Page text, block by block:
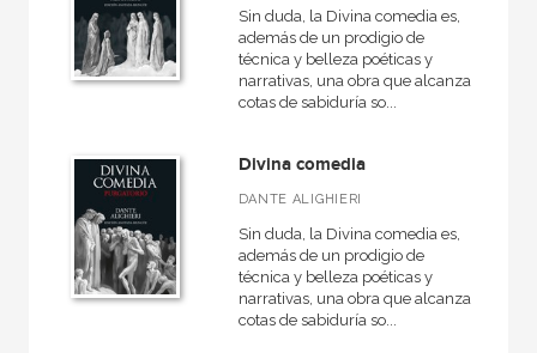
Contemporánea
Narrativa
Antiguo
Teoría literaria
VER TODAS... (12)
Sin duda, la Divina comedia es,
además de un prodigio de
técnica y belleza poéticas y
narrativas, una obra que alcanza
cotas de sabiduría so...
Divina comedia
DANTE ALIGHIERI
Sin duda, la Divina comedia es,
además de un prodigio de
técnica y belleza poéticas y
narrativas, una obra que alcanza
cotas de sabiduría so...